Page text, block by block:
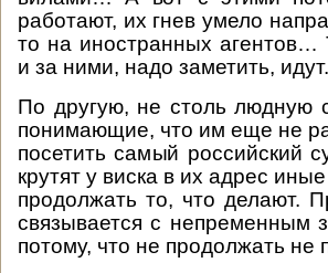
работают, их гнев умело
то на иностранных агентов…
и за ними, надо заметить, идут.
По другую, не столь людную
понимающие, что им еще не
посетить самый российский
крутят у виска в их адрес
продолжать то, что делают.
связывается с непременным
потому, что не продолжать не